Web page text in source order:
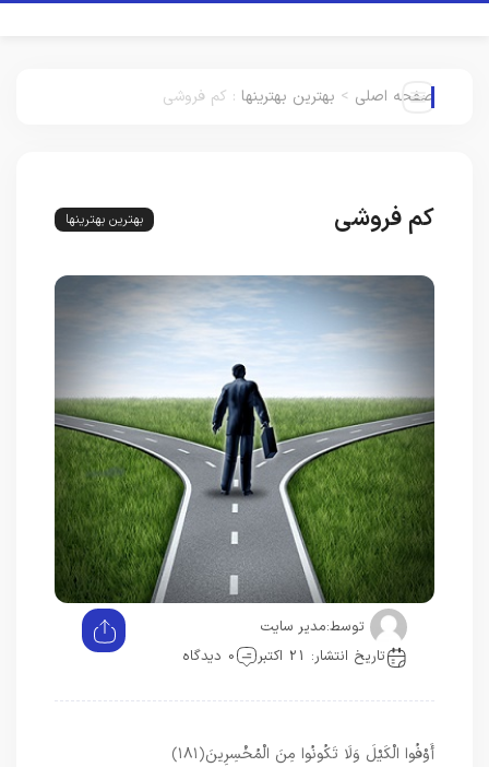
صفحه اصلی > بهترین بهترینها : کم فروشی
کم فروشی بهترین بهترینها
توسط:مدیر سایت
تاریخ انتشار: 21 اکتبر
0 دیدگاه
أَوْفُوا الْكَيْلَ وَلَا تَكُونُوا مِنَ الْمُخْسِرِينَ﴿۱۸۱﴾